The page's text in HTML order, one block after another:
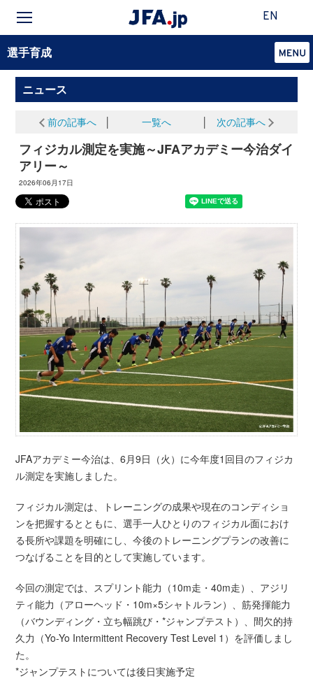
EN
選手育成
ニュース
前の記事へ 一覧へ 次の記事へ
フィジカル測定を実施～JFAアカデミー今治ダイ
アリー～
2026年06月17日
JFAアカデミー今治は、6月9日（火）に今年度1回目のフィジカ
ル測定を実施しました。
フィジカル測定は、トレーニングの成果や現在のコンディショ
ンを把握するとともに、選手一人ひとりのフィジカル面におけ
る長所や課題を明確にし、今後のトレーニングプランの改善に
つなげることを目的として実施しています。
今回の測定では、スプリント能力（10m走・40m走）、アジリ
ティ能力（アローヘッド・10m×5シャトルラン）、筋発揮能力
（バウンディング・立ち幅跳び・*ジャンプテスト）、間欠的持
久力（Yo-Yo Intermittent Recovery Test Level 1）を評価しまし
た。
*ジャンプテストについては後日実施予定